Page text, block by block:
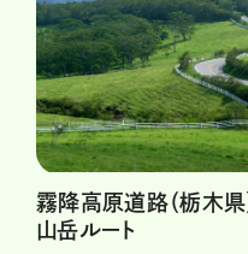
霧降高原道路（栃木県
山岳ルート